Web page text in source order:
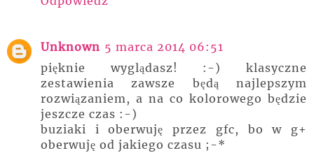
Unknown 5 marca 2014 06:51
pięknie wyglądasz! :-) klasyczne
zestawienia zawsze będą najlepszym
rozwiązaniem, a na co kolorowego będzie
jeszcze czas :-)
buziaki i oberwuję przez gfc, bo w g+
oberwuję od jakiego czasu ;-*